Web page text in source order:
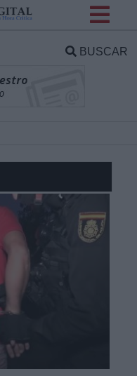
BUSCAR